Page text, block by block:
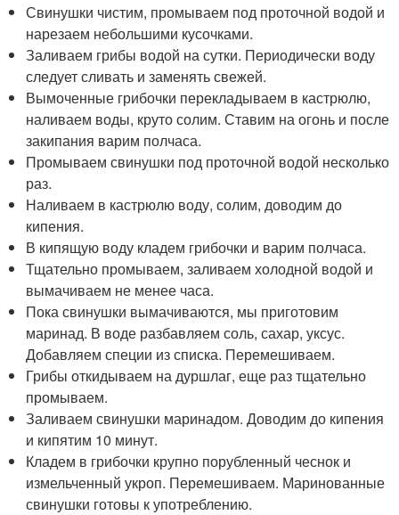
Свинушки чистим, промываем под проточной водой и
нарезаем небольшими кусочками.
Заливаем грибы водой на сутки. Периодически воду
следует сливать и заменять свежей.
Вымоченные грибочки перекладываем в кастрюлю,
наливаем воды, круто солим. Ставим на огонь и после
закипания варим полчаса.
Промываем свинушки под проточной водой несколько
раз.
Наливаем в кастрюлю воду, солим, доводим до
кипения.
В кипящую воду кладем грибочки и варим полчаса.
Тщательно промываем, заливаем холодной водой и
вымачиваем не менее часа.
Пока свинушки вымачиваются, мы приготовим
маринад. В воде разбавляем соль, сахар, уксус.
Добавляем специи из списка. Перемешиваем.
Грибы откидываем на дуршлаг, еще раз тщательно
промываем.
Заливаем свинушки маринадом. Доводим до кипения
и кипятим 10 минут.
Кладем в грибочки крупно порубленный чеснок и
измельченный укроп. Перемешиваем. Маринованные
свинушки готовы к употреблению.